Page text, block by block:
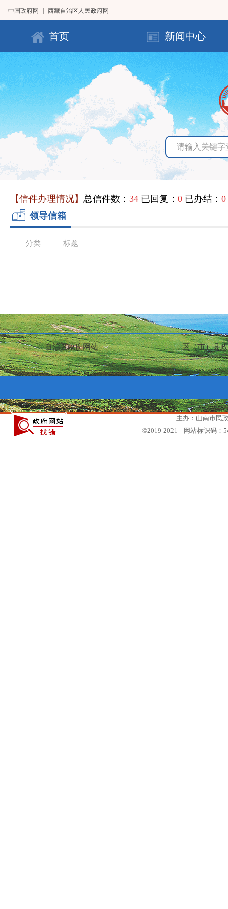
中国政府网 西藏自治区人民政府网
首页 新闻中心
【信件办理情况】 总信件数： 34 已回复： 0 已办结： 0
领导信箱
分类 标题
自治区政府网站 区（市）县
主办：山南市民
©2019-2021 网站标识码：